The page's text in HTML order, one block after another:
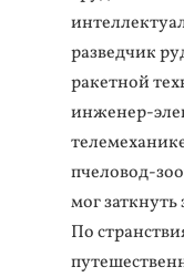
разведчик
ракетной
инженер-
пчеловод-
мог заткнуть
По